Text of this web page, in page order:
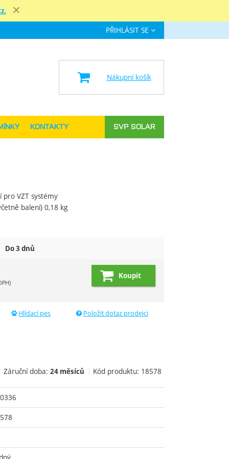
pro VZT systémy
balení) 0,18 kg
Do 3 dnů
Koupit
Hlídací pes Položit dotaz prodejci
Záruční doba: 24 měsíců Kód produktu: 18578
KONTAKTY SVP SOLAR
PŘIHLÁSIT SE
Nákupní košík